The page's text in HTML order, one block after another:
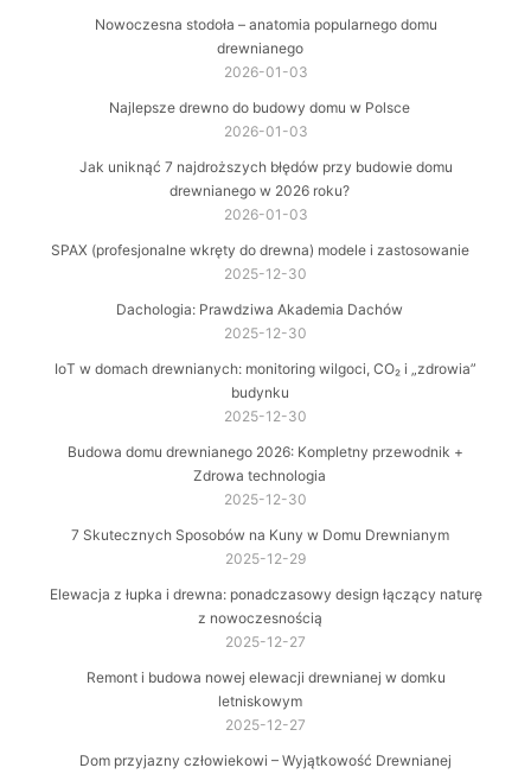
Nowoczesna stodoła – anatomia popularnego domu
drewnianego
2026-01-03
Najlepsze drewno do budowy domu w Polsce
2026-01-03
Jak uniknąć 7 najdroższych błędów przy budowie domu
drewnianego w 2026 roku?
2026-01-03
SPAX (profesjonalne wkręty do drewna) modele i zastosowanie
2025-12-30
Dachologia: Prawdziwa Akademia Dachów
2025-12-30
IoT w domach drewnianych: monitoring wilgoci, CO₂ i „zdrowia”
budynku
2025-12-30
Budowa domu drewnianego 2026: Kompletny przewodnik +
Zdrowa technologia
2025-12-30
7 Skutecznych Sposobów na Kuny w Domu Drewnianym
2025-12-29
Elewacja z łupka i drewna: ponadczasowy design łączący naturę
z nowoczesnością
2025-12-27
Remont i budowa nowej elewacji drewnianej w domku
letniskowym
2025-12-27
Dom przyjazny człowiekowi – Wyjątkowość Drewnianej